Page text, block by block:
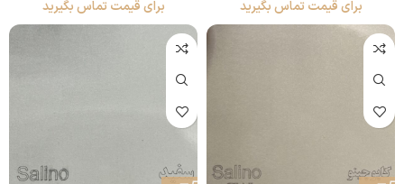
برای قیمت تماس بگیرید
برای قیمت تماس بگیرید